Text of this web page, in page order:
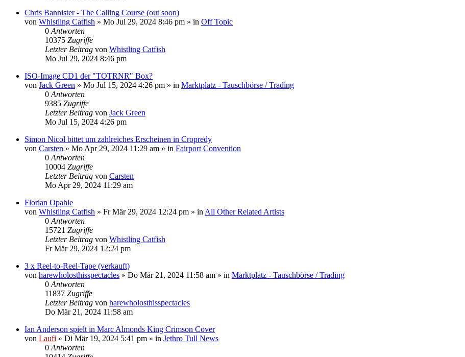
Chris Bannister - The Calling Course (out soon)
von Whistling Catfish » Mo Jul 29, 2024 8:46 pm » in Off Topic
0 Antworten
10375 Zugriffe
Letzter Beitrag von Whistling Catfish
Mo Jul 29, 2024 8:46 pm
ISO-Image CD1 der "TOTRNR" Box?
von Jack Green » Mo Jul 15, 2024 4:26 pm » in Marktplatz - Tauschbörse / Trading
0 Antworten
9385 Zugriffe
Letzter Beitrag von Jack Green
Mo Jul 15, 2024 4:26 pm
Simon Nicol bittet um zahlreiches Erscheinen in Cropredy
von Carsten » Mo Apr 29, 2024 11:29 am » in Fairport Convention
0 Antworten
10004 Zugriffe
Letzter Beitrag von Carsten
Mo Apr 29, 2024 11:29 am
Florian Opahle
von Whistling Catfish » Fr Mär 29, 2024 12:24 pm » in All Other Related Artists
0 Antworten
15721 Zugriffe
Letzter Beitrag von Whistling Catfish
Fr Mär 29, 2024 12:24 pm
3 x Reel-to-Reel-Tape (verkauft)
von harewholosthisspectacles » Do Mär 21, 2024 11:58 am » in Marktplatz - Tauschbörse / Trading
0 Antworten
11837 Zugriffe
Letzter Beitrag von harewholosthisspectacles
Do Mär 21, 2024 11:58 am
Ian Anderson spielt in Marc Almonds King Crimson Cover
von Laufi » Di Mär 19, 2024 5:41 pm » in Jethro Tull News
0 Antworten